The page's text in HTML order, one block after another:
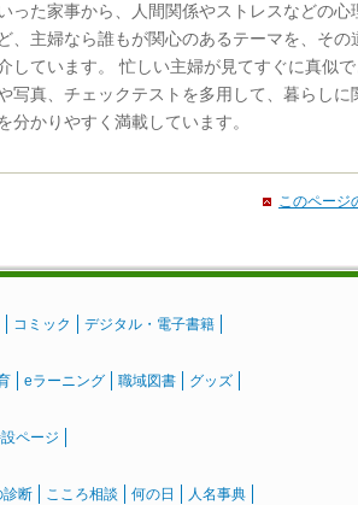
った家事から、人間関係やストレスなどの心
、主婦なら誰もが関心のあるテーマを、その
しています。 忙しい主婦が見てすぐに真似で
写真、チェックテストを多用して、暮らしに
分かりやすく満載しています。
このページ
コミック デジタル・電子書籍
eラーニング 職域図書 グッズ
ページ
診断 こころ相談 何の日 人名事典